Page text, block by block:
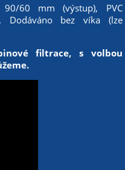
90/60 mm (výstup), PVC
Dodáváno bez víka (lze
filtrace, s volbou